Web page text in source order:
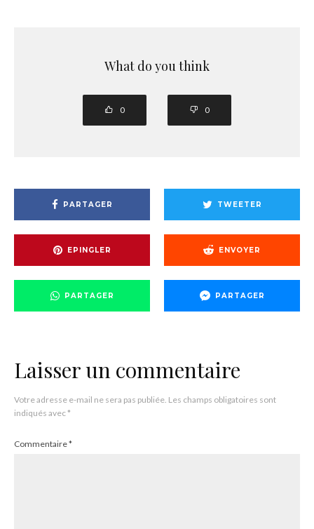
What do you think
0 0
PARTAGER TWEETER
EPINGLER ENVOYER
PARTAGER PARTAGER
Laisser un commentaire
Votre adresse e-mail ne sera pas publiée. Les champs obligatoires sont
indiqués avec*
Commentaire*